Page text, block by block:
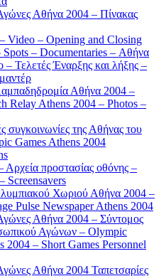
Αθήνα 2004 – Πίνακας
Video – Opening and Closing
Spots – Documentaries – Αθήνα
– Τελετές Έναρξης και λήξης –
Αθήνα 2004 –
Relay Athens 2004 – Photos –
συγκοινωνίες της Αθήνας του
Games Athens 2004
προστασίας οθόνης –
Screensavers
Χωριού Αθήνα 2004 –
Pulse Newspaper Athens 2004
Αθήνα 2004 – Σύντομος
Αγώνων – Olympic
2004 – Short Games Personnel
Αθήνα 2004 Ταπετσαρίες